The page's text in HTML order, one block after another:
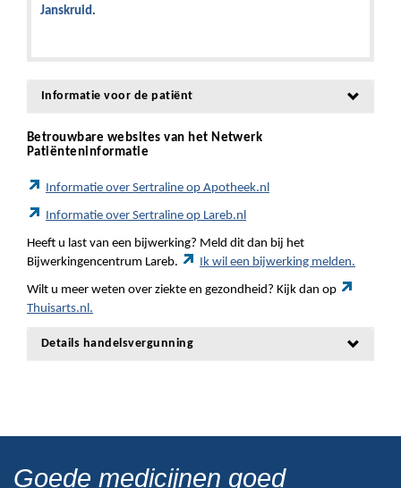
Janskruid.
Informatie voor de patiënt
Betrouwbare websites van het Netwerk
Patiënteninformatie
Informatie over Sertraline op Apotheek.nl
Informatie over Sertraline op Lareb.nl
Heeft u last van een bijwerking? Meld dit dan bij het
Bijwerkingencentrum Lareb.
Ik wil een bijwerking melden.
Wilt u meer weten over ziekte en gezondheid? Kijk dan op
Thuisarts.nl.
Details handelsvergunning
Goede medicijnen goed